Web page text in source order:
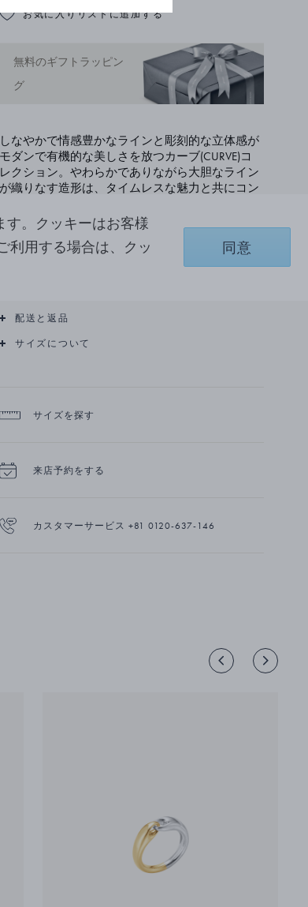
お気に入りリストに追加する
無料のギフトラッピン
グ
しなやかで情感豊かなラインと彫刻的な立体感が
モダンで有機的な美しさを放つカーブ(CURVE)コ
レクション。やわらかでありながら大胆なライン
が織りなす造形は、タイムレスな魅力と共にコン
エレガントなオーラを放ちます。
張力やエネルギーを均衡化する完璧な曲線に着想
を得たジュエリーデザイナー、レギッツェ オバゴ
ムを継承するジョージジェンセンの伝統と通じる
詳細を見る
配送と返品
サイズについて
サイズを探す
来店予約をする
カスタマーサービス +81 0120-637-146
す。クッキーはお客様
利用する場合は、クッ
同意